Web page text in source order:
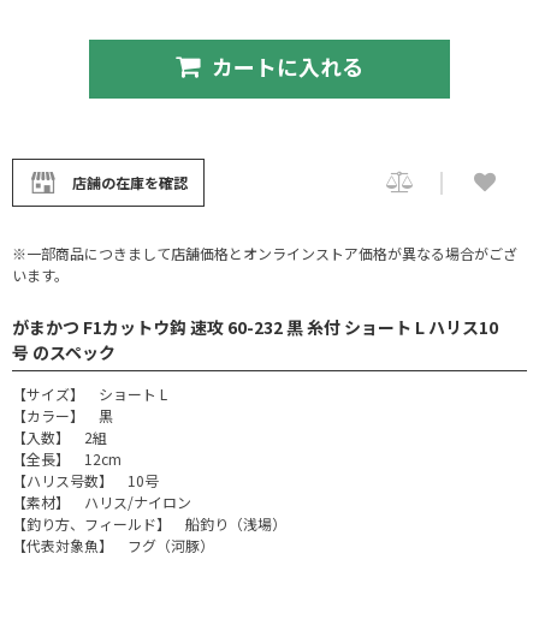
カートに入れる
店舗の在庫を確認
※一部商品につきまして店舗価格とオンラインストア価格が異なる場合がござ
います。
がまかつ F1カットウ鈎 速攻 60-232 黒 糸付 ショート L ハリス10
号 のスペック
【サイズ】 ショート L
【カラー】 黒
【入数】 2組
【全長】 12cm
【ハリス号数】 10号
【素材】 ハリス/ナイロン
【釣り方、フィールド】 船釣り（浅場）
【代表対象魚】 フグ（河豚）